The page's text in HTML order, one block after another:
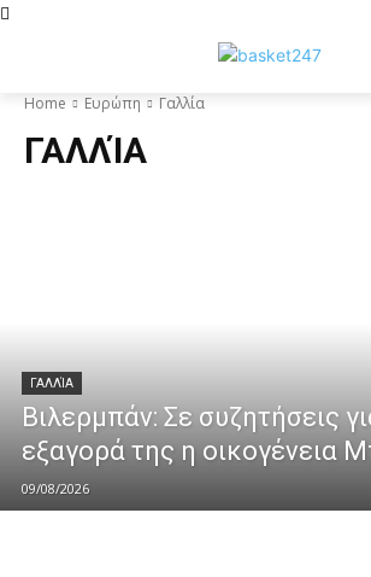
Home Ευρώπη Γαλλία
ΓΑΛΛΊΑ
ΓΑΛΛΊΑ
Βιλερμπάν: Σε συζητήσεις
εξαγορά της η οικογένεια
09/08/2026